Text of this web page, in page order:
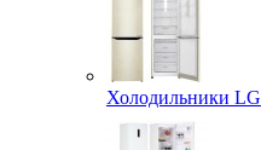
Холодильники LG